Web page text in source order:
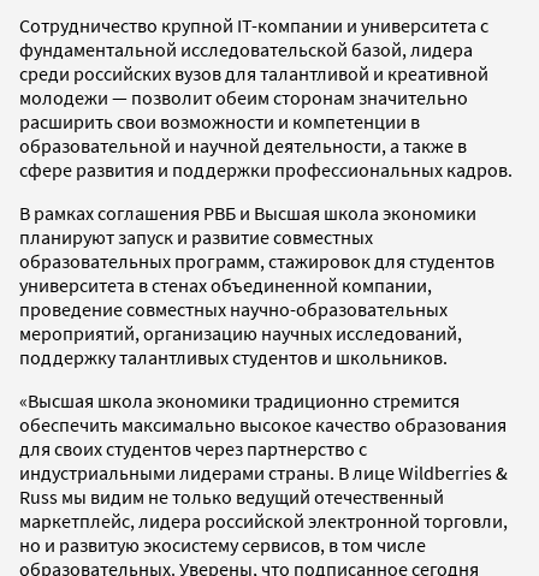
Сотрудничество крупной IT-компании и университета с
фундаментальной исследовательской базой, лидера
среди российских вузов для талантливой и креативной
молодежи — позволит обеим сторонам значительно
расширить свои возможности и компетенции в
образовательной и научной деятельности, а также в
сфере развития и поддержки профессиональных кадров.
В рамках соглашения РВБ и Высшая школа экономики
планируют запуск и развитие совместных
образовательных программ, стажировок для студентов
университета в стенах объединенной компании,
проведение совместных научно-образовательных
мероприятий, организацию научных исследований,
поддержку талантливых студентов и школьников.
«Высшая школа экономики традиционно стремится
обеспечить максимально высокое качество образования
для своих студентов через партнерство с
индустриальными лидерами страны. В лице Wildberries &
Russ мы видим не только ведущий отечественный
маркетплейс, лидера российской электронной торговли,
но и развитую экосистему сервисов, в том числе
образовательных. Уверены, что подписанное сегодня